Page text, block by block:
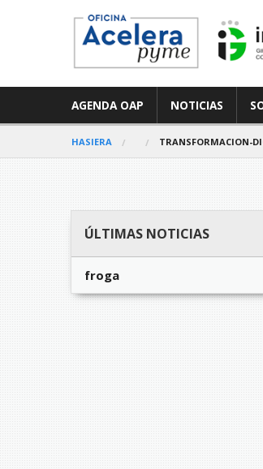
AGENDA OAP NOTICIAS
HASIERA TRANSFORMACION-
ÚLTIMAS NOTICIAS
froga